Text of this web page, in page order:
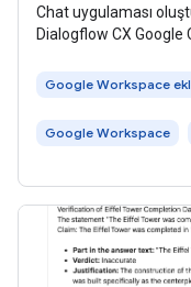
Chat uygulaması
Dialogflow CX Google
Google Workspace
Google Workspace